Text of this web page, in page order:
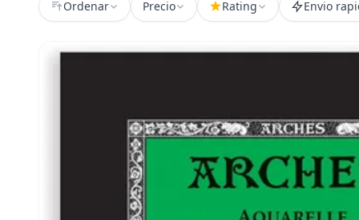
Ordenar Precio Rating Envio